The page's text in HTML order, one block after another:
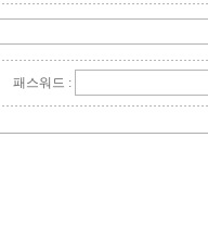
패스워드 :